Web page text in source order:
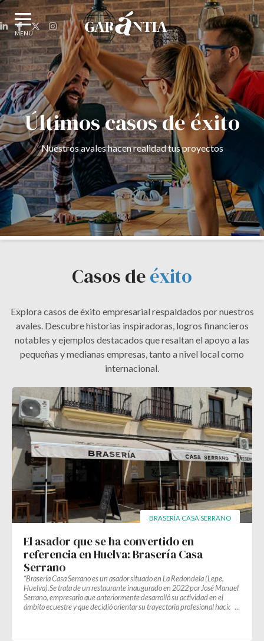
MENÚ
Últimos casos de éxito
Nuestros avales hacen realidad tus proyectos
Casos deéxito
Explora casos de éxito empresarial respaldados por nuestros
avales. Descubre historias inspiradoras, logros financieros
notables y ejemplos destacados que resaltan el apoyo a las
pequeñas y medianas empresas, tanto a nivel local como
internacional.
BRASERÍA CASA SERRANO
El asador que se ha convertido en
referencia en Huelva: Brasería Casa
Serrano
“Brasería Casa Serrano es un asador situado en La Redondela (Lepe,
Huelva).Se trata de un restaurante inaugurado en 2022 por José Manuel
Serrano, empresario que anteriormente desarrolló su actividad en el
ámbito ecuestre y que decidió orientar su trayectoria profesional hacia su